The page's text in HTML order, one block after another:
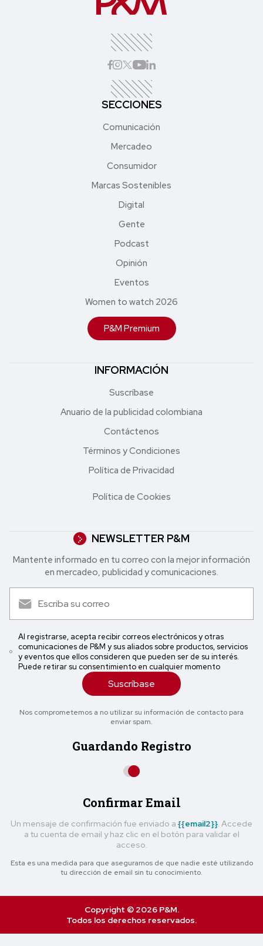
SECCIONES
Comunicación
Mercadeo
Consumidor
Marcas Sostenibles
Digital
Gente
Podcast
Opinión
Eventos
Women to watch 2026
P&M Premium
INFORMACIÓN
Suscríbase
Anuario de la publicidad colombiana
Contáctenos
Términos y Condiciones
Política de Privacidad
Política de Cookies
NEWSLETTER P&M
Mantente informado en tu correo con la mejor in formación
en mercadeo, publicidad y comunicaciones.
Al registrarse, acepta recibir correos electrónicos y otras
comunicaciones de P&M y sus aliados sobre productos, servicios
y eventos que ellos consideren que pueden ser de su interés.
Puede retirar su consentimiento en cualquier momento
Suscríbase
Nos comprometemos a no utilizar su información de contacto para
enviar spam.
Guardando Registro
Confirmar Email
Un mensaje de confirmación fue enviado a {{email2}} . Accede
a tu cuenta de email y haz clic en el botón para validar el
acceso.
Esta es una medida para que asegurarnos de que nadie esté utilizando
tu dirección de email sin tu conocimiento.
Copyright © 2026 P&M.
Todos los derechos reservados.